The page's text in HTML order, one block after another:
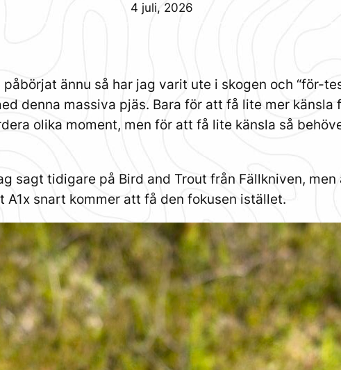
4 juli, 2026
ännu så har jag varit ute i skogen och “för-
denna massiva pjäs. Bara för att få lite mer känsla
olika moment, men för att få lite känsla så
sagt tidigare på Bird and Trout från Fällkniven,
snart kommer att få den fokusen istället.